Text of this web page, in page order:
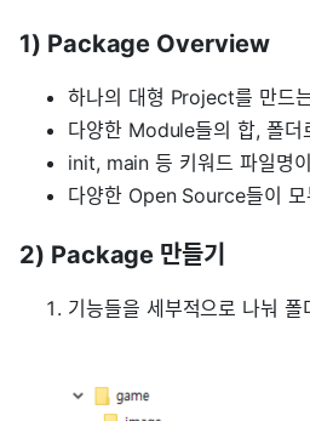
1) Package Overview
하나의 대형 Project를 만드
다양한 Module들의 합, 폴더
init, main 등 키워드 파일명
다양한 Open Source들이
2) Package 만들기
기능들을 세부적으로 나눠 폴